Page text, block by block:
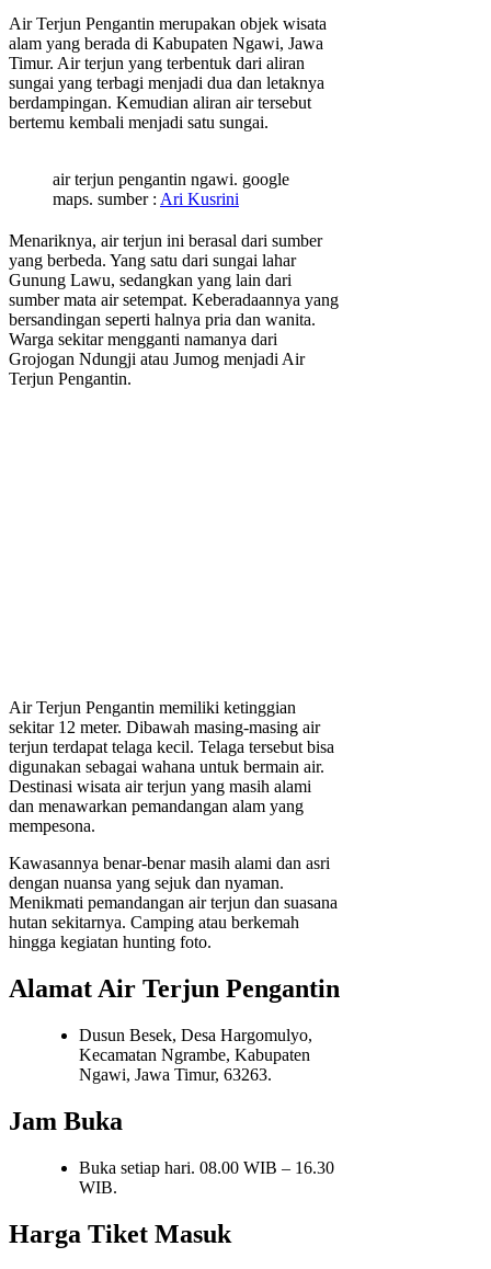
Air Terjun Pengantin merupakan objek wisata
alam yang berada di Kabupaten Ngawi, Jawa
Timur. Air terjun yang terbentuk dari aliran
sungai yang terbagi menjadi dua dan letaknya
berdampingan. Kemudian aliran air tersebut
bertemu kembali menjadi satu sungai.
air terjun pengantin ngawi. google
maps. sumber : Ari Kusrini
Menariknya, air terjun ini berasal dari sumber
yang berbeda. Yang satu dari sungai lahar
Gunung Lawu, sedangkan yang lain dari
sumber mata air setempat. Keberadaannya yang
bersandingan seperti halnya pria dan wanita.
Warga sekitar mengganti namanya dari
Grojogan Ndungji atau Jumog menjadi Air
Terjun Pengantin.
Air Terjun Pengantin memiliki ketinggian
sekitar 12 meter. Dibawah masing-masing air
terjun terdapat telaga kecil. Telaga tersebut bisa
digunakan sebagai wahana untuk bermain air.
Destinasi wisata air terjun yang masih alami
dan menawarkan pemandangan alam yang
mempesona.
Kawasannya benar-benar masih alami dan asri
dengan nuansa yang sejuk dan nyaman.
Menikmati pemandangan air terjun dan suasana
hutan sekitarnya. Camping atau berkemah
hingga kegiatan hunting foto.
Alamat Air Terjun Pengantin
Dusun Besek, Desa Hargomulyo,
Kecamatan Ngrambe, Kabupaten
Ngawi, Jawa Timur, 63263.
Jam Buka
Buka setiap hari. 08.00 WIB – 16.30
WIB.
Harga Tiket Masuk